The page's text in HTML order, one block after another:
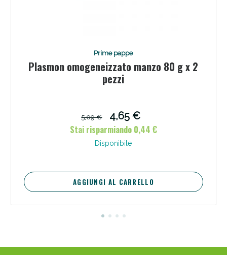
Prime pappe
Plasmon omogeneizzato manzo 80 g x 2
pezzi
5,09 €
4,65 €
Stai risparmiando 0,44 €
Disponibile
AGGIUNGI AL CARRELLO